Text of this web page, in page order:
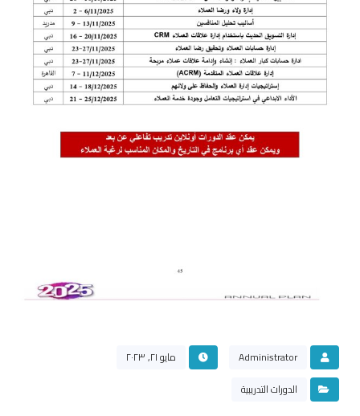
Administrator
مايو ٢١, ٢٠٢٣
الدورات التدريبية